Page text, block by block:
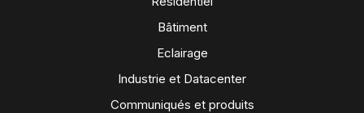
Bâtiment
Eclairage
Industrie et Datacenter
Communiqués et produits